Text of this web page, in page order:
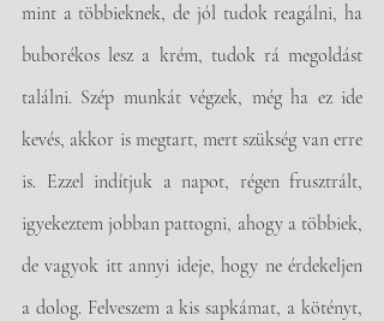
mint a többieknek, de jól tudok reagálni, ha
buborékos lesz a krém, tudok rá megoldást
találni. Szép munkát végzek, még ha ez ide
kevés, akkor is megtart, mert szükség van erre
is. Ezzel indítjuk a napot, régen frusztrált,
igyekeztem jobban pattogni, ahogy a többiek,
de vagyok itt annyi ideje, hogy ne érdekeljen
a dolog. Felveszem a kis sapkámat, a kötényt,